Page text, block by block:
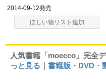
2014-09-12発売
ほしい物リスト追加
人気書籍「moecco」完全
っと見る
書籍版・DVD・